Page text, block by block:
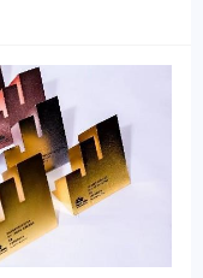
入了解印尼地区的社